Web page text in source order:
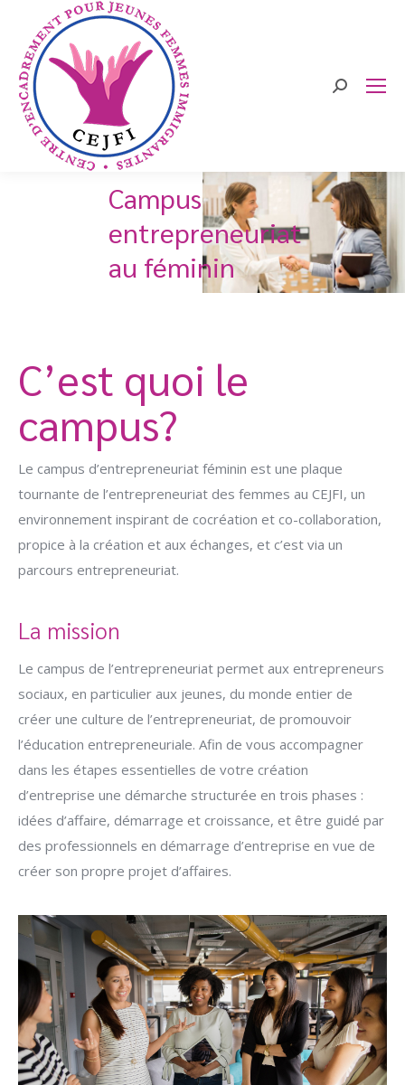
Search:
Campus
entrepreneuriat
au féminin
C’est quoi le
campus?
Le campus d’entrepreneuriat féminin est une plaque
tournante de l’entrepreneuriat des femmes au CEJFI, un
environnement inspirant de cocréation et co-collaboration,
propice à la création et aux échanges, et c’est via un
parcours entrepreneuriat.
La mission
Le campus de l’entrepreneuriat permet aux entrepreneurs
sociaux, en particulier aux jeunes, du monde entier de
créer une culture de l’entrepreneuriat, de promouvoir
l’éducation entrepreneuriale. Afin de vous accompagner
dans les étapes essentielles de votre création
d’entreprise une démarche structurée en trois phases :
idées d’affaire, démarrage et croissance, et être guidé par
des professionnels en démarrage d’entreprise en vue de
créer son propre projet d’affaires.